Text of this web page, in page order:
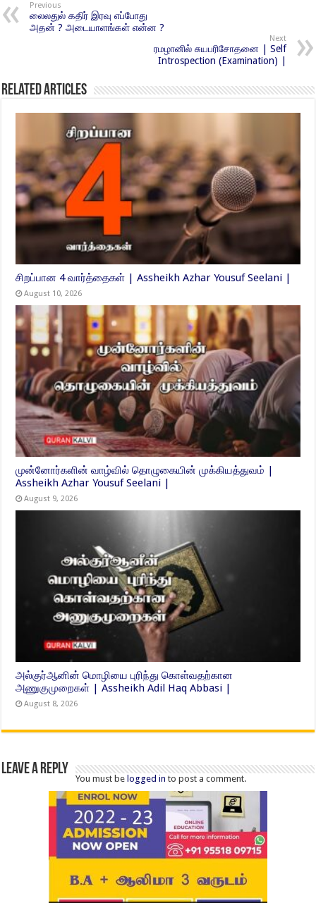
Previous
லைலதுல் கதிர் இரவு எப்போது
அதன் ? அடையாளங்கள் என்ன ?
Next
ரமழானில் சுயபரிசோதனை | Self
Introspection (Examination) |
Related Articles
சிறப்பான 4 வார்த்தைகள் | Assheikh Azhar Yousuf Seelani |
August 10, 2026
முன்னோர்களின் வாழ்வில் தொழுகையின் முக்கியத்துவம் |
Assheikh Azhar Yousuf Seelani |
August 9, 2026
அல்குர்ஆனின் மொழியை புரிந்து கொள்வதற்கான
அணுகுமுறைகள் | Assheikh Adil Haq Abbasi |
August 8, 2026
Leave a Reply
You must belogged in to post a comment.